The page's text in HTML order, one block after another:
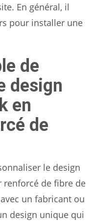
En général, il
pour installer une
de
design
en
de
le design
renforcé de fibre de
un fabricant ou
design unique qui